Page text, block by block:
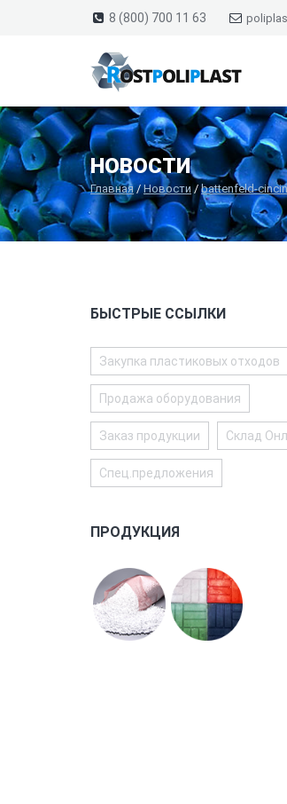
8 (800) 700 11 63
НОВОСТИ
Главная/Новости /battenfeld-
БЫСТРЫЕ ССЫЛКИ
Закупка пластиковых отходов
Продажа оборудования
Заказ продукции Склад
Спец.предложения
ПРОДУКЦИЯ